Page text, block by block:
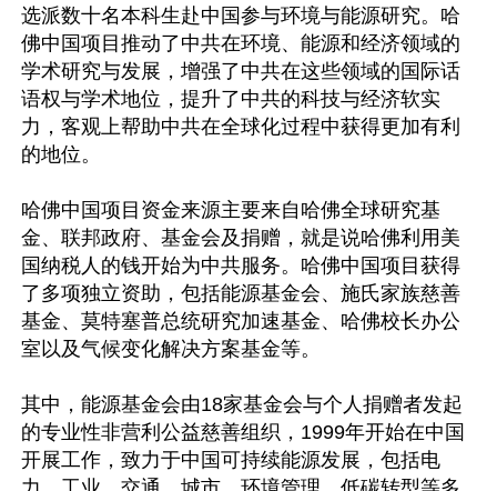
选派数十名本科生赴中国参与环境与能源研究。哈
佛中国项目推动了中共在环境、能源和经济领域的
学术研究与发展，增强了中共在这些领域的国际话
语权与学术地位，提升了中共的科技与经济软实
力，客观上帮助中共在全球化过程中获得更加有利
的地位。
哈佛中国项目资金来源主要来自哈佛全球研究基
金、联邦政府、基金会及捐赠，就是说哈佛利用美
国纳税人的钱开始为中共服务。哈佛中国项目获得
了多项独立资助，包括能源基金会、施氏家族慈善
基金、莫特塞普总统研究加速基金、哈佛校长办公
室以及气候变化解决方案基金等。
其中，能源基金会由18家基金会与个人捐赠者发起
的专业性非营利公益慈善组织，1999年开始在中国
开展工作，致力于中国可持续能源发展，包括电